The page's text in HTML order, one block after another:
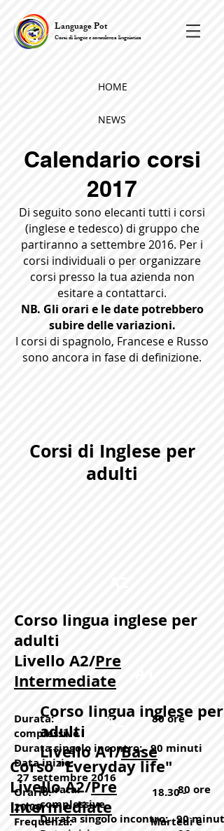
Language Pot
Corsi di lingue e consulenza linguistica
HOME
NEWS
Calendario corsi
2017
Di seguito sono elecanti tutti i corsi
(inglese e tedesco) di gruppo che
partiranno a settembre 2016. Per i
corsi individuali o per organizzare
corsi presso la tua azienda non
esitare a contattarci.
NB. Gli orari e le date potrebbero
subire delle variazioni.
I corsi di spagnolo, Francese e Russo
sono ancora in fase di definizione.
Corsi di Inglese per
adulti
Corso lingua inglese per
adulti
Livello A2/Pre
Intermediate
Durata: 80 ore
complessive
Durata singolo incontro: 90 minuti
Data inizio:
27 settembre 2016
Orario: 18.30 -
20.00
Frequenza: Martedì e
Corso lingua inglese per
adulti
Livello A1/Base
Durata: 80 ore
complessive
Durata singolo incontro: 90 minuti
A2
Corso "Everyday life"
Livello A2/Pre
Intermediate